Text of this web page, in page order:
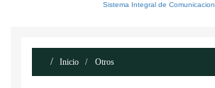
Sistema Integral de Comunicacion
Inicio Otros